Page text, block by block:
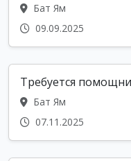
Бат Ям
09.09.2025
Требуется
Бат Ям
07.11.2025